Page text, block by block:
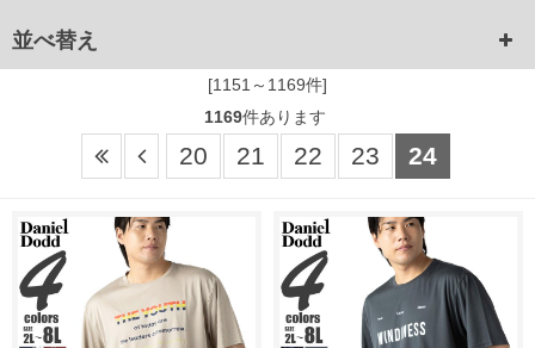
並べ替え
[1151～1169件]
1169件あります
20 21 22 23 24